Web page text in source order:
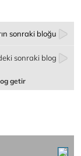
sonraki bloğu
sonraki blog
getir